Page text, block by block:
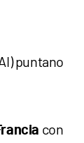
puntano
con